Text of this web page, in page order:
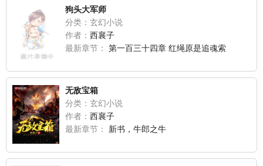
狗头大军师
分类：玄幻小说
作者： 西襄子
最新章节：
第一百三十四章 红绳原是追魂索
无敌宝箱
分类：玄幻小说
作者： 西襄子
最新章节：
新书，牛郎之牛